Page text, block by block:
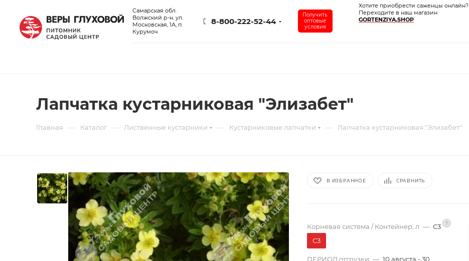
Самарская обл.
Волжский р-н. ул.
Московская, 1А, п.
Курумоч
8-800-222-52-44
Получить
оптовые
условия
Хотите приобрести саженцы онлайн?
Переходите в наш магазин
GORTENZIYA.SHOP
Лапчатка кустарниковая "Элизабет"
Главная — Каталог — Лиственные кустарники — Кустарниковые лапчатки — Лапчатка кустарниковая "Элизабет"
В ИЗБРАННОЕ СРАВНИТЬ
Корневая система / Контейнер, л — С3 ?
С3
ПЕРИОД отгрузки — 10 августа - 30